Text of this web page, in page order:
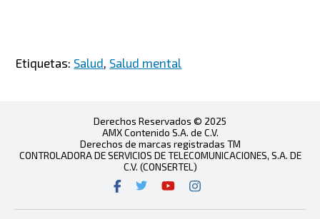
Etiquetas: Salud, Salud mental
Derechos Reservados © 2025
AMX Contenido S.A. de C.V.
Derechos de marcas registradas TM
CONTROLADORA DE SERVICIOS DE TELECOMUNICACIONES, S.A. DE
C.V. (CONSERTEL)